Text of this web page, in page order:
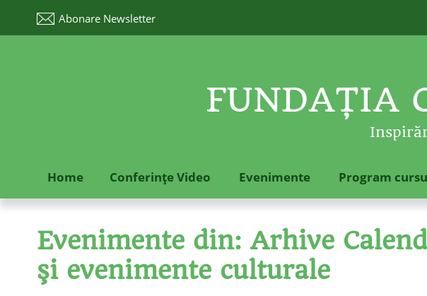
Abonare Newsletter
FUNDAŢIA
Home Conferinţe Video Evenimente Program
Evenimente din: Arhive
şi evenimente culturale